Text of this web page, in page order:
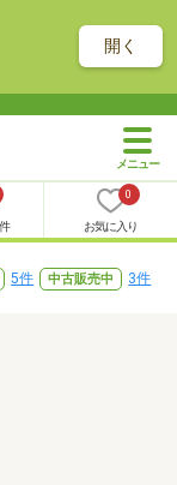
開く
0
お気に入り
5件 中古販売中 3件